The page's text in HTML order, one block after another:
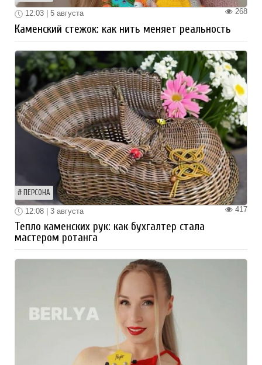
268
12:03 | 5 августа
Каменский стежок: как нить меняет реальность
ПЕРСОНА
417
12:08 | 3 августа
Тепло каменских рук: как бухгалтер стала
мастером ротанга